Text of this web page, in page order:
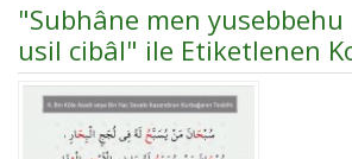
"Subhâne men
usil cibâl" ile Etiketlenen